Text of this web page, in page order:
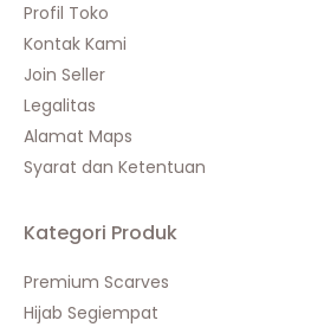
Profil Toko
Kontak Kami
Join Seller
Legalitas
Alamat Maps
Syarat dan Ketentuan
Kategori Produk
Premium Scarves
Hijab Segiempat